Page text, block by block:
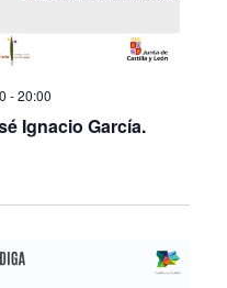
-20:00
Ignacio García.